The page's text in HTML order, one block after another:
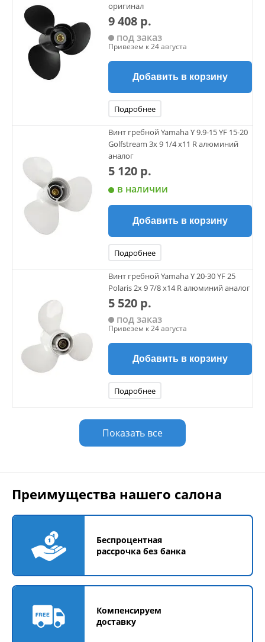
оригинал
9 408 р.
под заказ
Привезем к 24 августа
Добавить в корзину
Подробнее
Винт гребной Yamaha Y 9.9-15 YF 15-20
Golfstream 3х 9 1/4 х11 R алюминий
аналог
5 120 р.
в наличии
Добавить в корзину
Подробнее
Винт гребной Yamaha Y 20-30 YF 25
Polaris 2х 9 7/8 х14 R алюминий аналог
5 520 р.
под заказ
Привезем к 24 августа
Добавить в корзину
Подробнее
Показать все
Преимущества нашего салона
Беспроцентная
рассрочка без банка
Компенсируем
доставку